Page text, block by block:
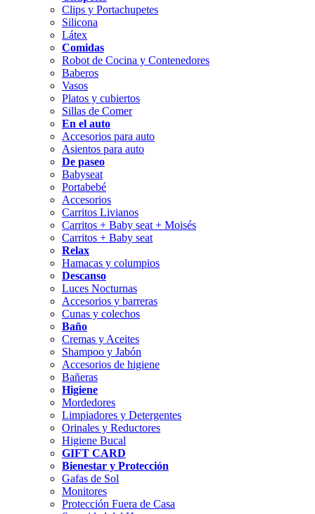
Clips y Portachupetes
Silicona
Látex
Comidas
Robot de Cocina y Contenedores
Baberos
Vasos
Platos y cubiertos
Sillas de Comer
En el auto
Accesorios para auto
Asientos para auto
De paseo
Babyseat
Portabebé
Accesorios
Carritos Livianos
Carritos + Baby seat + Moisés
Carritos + Baby seat
Relax
Hamacas y columpios
Descanso
Luces Nocturnas
Accesorios y barreras
Cunas y colechos
Baño
Cremas y Aceites
Shampoo y Jabón
Accesorios de higiene
Bañeras
Higiene
Mordedores
Limpiadores y Detergentes
Orinales y Reductores
Higiene Bucal
GIFT CARD
Bienestar y Protección
Gafas de Sol
Monitores
Protección Fuera de Casa